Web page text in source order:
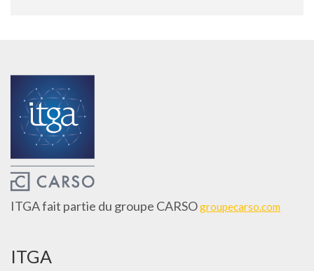
ITGA fait partie du groupe CARSOgroupecarso.com
ITGA